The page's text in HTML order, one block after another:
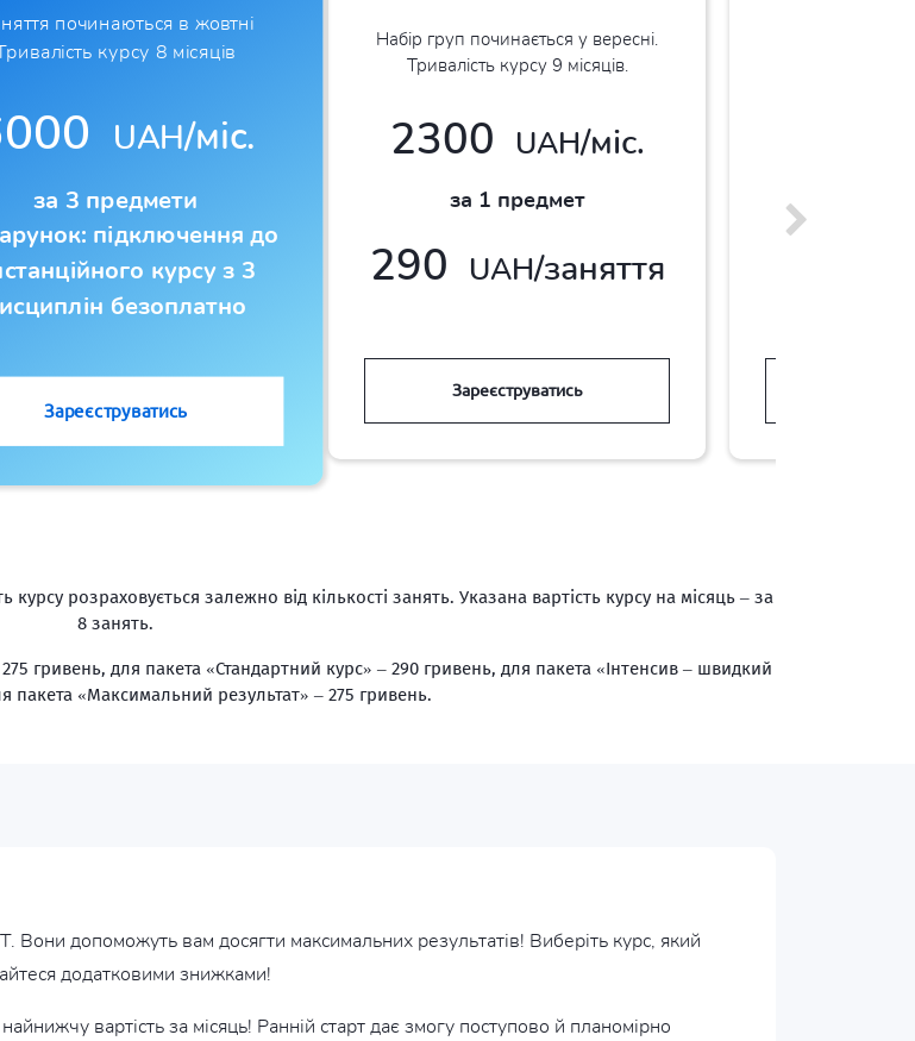
починаються в жовтні
курсу 8 місяців
UAH/міс.
за 3 предмети
підключення до
курсу з 3
безоплатно
Зареєструватись
Набір груп починається у вересні.
Тривалість курсу 9 місяців.
2300 UAH/міс.
за 1 предмет
290 UAH/заняття
Зареєструватись
розраховується залежно від кількості занять. Указана вартість курсу на місяць – за
8 занять.
гривень, для пакета «Стандартний курс» – 290 гривень, для пакета «Інтенсив – швидкий
пакета «Максимальний результат» – 275 гривень.
допоможуть вам досягти максимальних результатів! Виберіть курс, який
додатковими знижками!
вартість за місяць! Ранній старт дає змогу поступово й планомірно